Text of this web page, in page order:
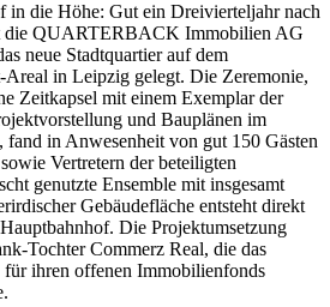
in die Höhe: Gut ein Dreivierteljahr nach
die QUARTERBACK Immobilien AG
neue Stadtquartier auf dem
Areal in Leipzig gelegt. Die Zeremonie,
Zeitkapsel mit einem Exemplar der
und Bauplänen im
in Anwesenheit von gut 150 Gästen
Vertretern der beteiligten
genutzte Ensemble mit insgesamt
Gebäudefläche entsteht direkt
Die Projektumsetzung
Tochter Commerz Real, die das
ihren offenen Immobilienfonds